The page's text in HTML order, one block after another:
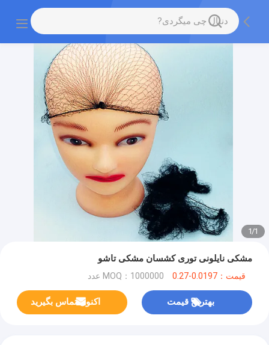
1
/
1
مشکی نایلونی توری کشسان مشکی تاشو
قیمت：0.0197-0.27 MOQ：1000000 عدد
بهترین قیمت اکنون تماس بگیرید